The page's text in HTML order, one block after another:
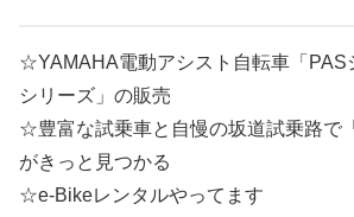
☆YAMAHA電動アシスト自転車「PAS
シリーズ」の販売
☆豊富な試乗車と自慢の坂道試乗路で
がきっと見つかる
☆e-Bikeレンタルやってます